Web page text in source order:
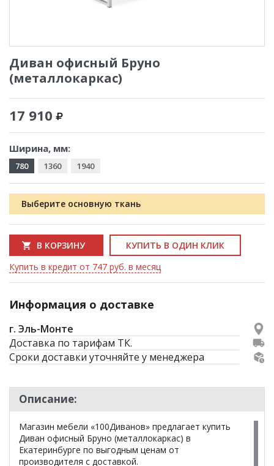
Диван офисный Бруно
(металлокаркас)
17 910
Ширина, мм:
780 1360 1940
Выберите основную ткань
В КОРЗИНУ
КУПИТЬ В ОДИН КЛИК
Купить в кредит от 747 руб. в месяц
Информация о доставке
г. Эль-Монте
Доставка по тарифам ТК.
Сроки доставки уточняйте у менеджера
Описание:
Магазин мебели «100Диванов» предлагает купить
Диван офисный Бруно (металлокаркас) в
Екатеринбурге по выгодным ценам от
производителя с доставкой.